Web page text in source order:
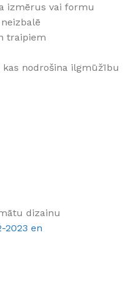
izmērus vai formu
traipiem
nodrošina ilgmūžību
dizainu
2023 en